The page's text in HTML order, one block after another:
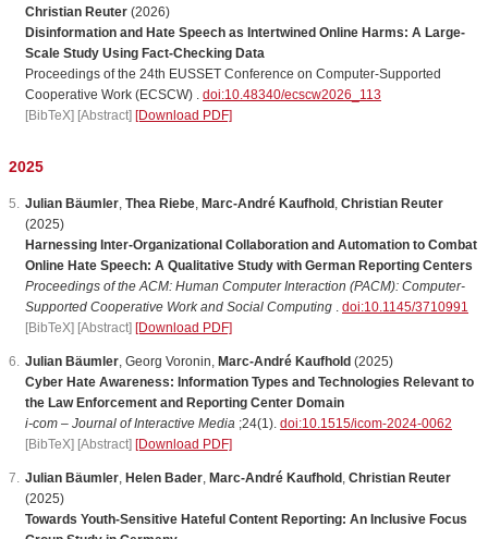
Christian Reuter (2026)
Disinformation and Hate Speech as Intertwined Online Harms: A Large-
Scale Study Using Fact-Checking Data
Proceedings of the 24th EUSSET Conference on Computer-Supported
Cooperative Work (ECSCW) . doi:10.48340/ecscw2026_113
[BibTeX] [Abstract] [Download PDF]
2025
Julian Bäumler Thea Riebe Marc-André Kaufhold Christian Reuter
(2025)
Harnessing Inter-Organizational Collaboration and Automation to Combat
Online Hate Speech: A Qualitative Study with German Reporting Centers
Proceedings of the ACM: Human Computer Interaction (PACM): Computer-
Supported Cooperative Work and Social Computing
doi:10.1145/3710991
[BibTeX] [Abstract] [Download PDF]
Julian Bäumler Georg Voronin Marc-André Kaufhold (2025)
Cyber Hate Awareness: Information Types and Technologies Relevant to
the Law Enforcement and Reporting Center Domain
i-com – Journal of Interactive Media ;24(1). doi:10.1515/icom-2024-0062
[BibTeX] [Abstract] [Download PDF]
Julian Bäumler Helen Bader Marc-André Kaufhold Christian Reuter
(2025)
Towards Youth-Sensitive Hateful Content Reporting: An Inclusive Focus